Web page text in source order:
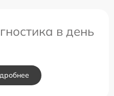
в день